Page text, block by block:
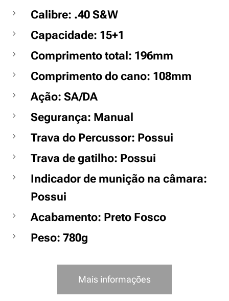
Calibre: .40 S&W
Capacidade: 15+1
Comprimento total: 196mm
Comprimento do cano: 108mm
Ação: SA/DA
Segurança: Manual
Trava do Percussor: Possui
Trava de gatilho: Possui
Indicador de munição na câmara:
Possui
Acabamento: Preto Fosco
Peso: 780g
Mais informações